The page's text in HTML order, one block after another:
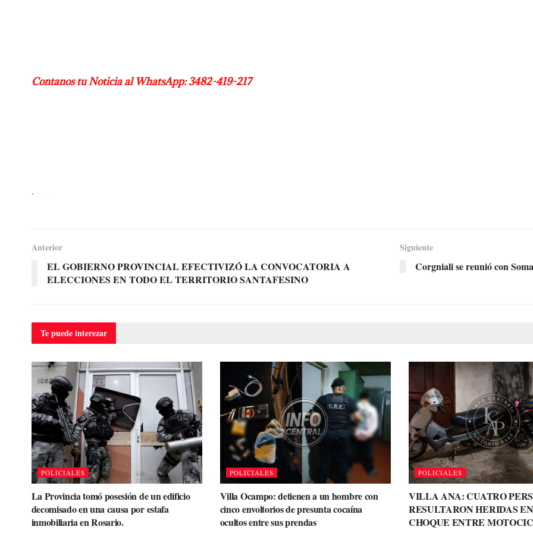
Contanos tu Noticia al WhatsApp: 3482-419-217
.
Anterior
EL GOBIERNO PROVINCIAL EFECTIVIZÓ LA CONVOCATORIA A
ELECCIONES EN TODO EL TERRITORIO SANTAFESINO
Siguiente
Corgniali se reunió con
Te puedeinterezar
POLICIALES
La Provincia tomó posesión de un edificio
decomisado en una causa por estafa
inmobiliaria en Rosario.
POLICIALES
Villa Ocampo: detienen a un hombre con
cinco envoltorios de presunta cocaína
ocultos entre sus prendas
POLICIALES
VILLA ANA: CUATRO
RESULTARON HERIDAS
CHOQUE ENTRE